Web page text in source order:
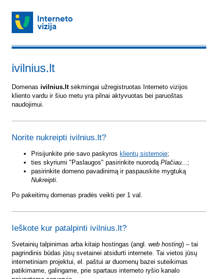
ivilnius.lt
Domenas ivilnius.ltsėkmingai užregistruotas Interneto vizijos
kliento vardu ir šiuo metu yra pilnai aktyvuotas bei paruoštas
naudojimui.
Norite nukreipti ivilnius.lt?
Prisijunkite prie savo paskyros klientų sistemoje;
ties skyriumi "Paslaugos" pasirinkite nuorodą Plačiau... ;
pasirinkite domeno pavadinimą ir paspauskite mygtuką
Nukreipti.
Po pakeitimų domenas pradės veikti per 1 val.
Ieškote kur patalpinti ivilnius.lt?
Svetainių talpinimas arba kitaip hostingas (angl. web hosting) – tai
pagrindinis būdas jūsų svetainei atsidurti internete. Tai vietos jūsų
internetiniam projektui, el. paštui ar duomenų bazei suteikimas
patikimame, galingame, prie spartaus interneto ryšio kanalo